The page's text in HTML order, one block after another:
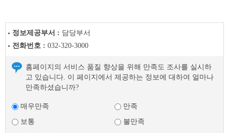
정보제공부서 : 담당부서
전화번호 : 032-320-3000
홈페이지의 서비스 품질 향상을 위해 만족도 조사를 실시하
고 있습니다. 이 페이지에서 제공하는 정보에 대하여 얼마나
만족하셨습니까?
매우만족
만족
보통
불만족